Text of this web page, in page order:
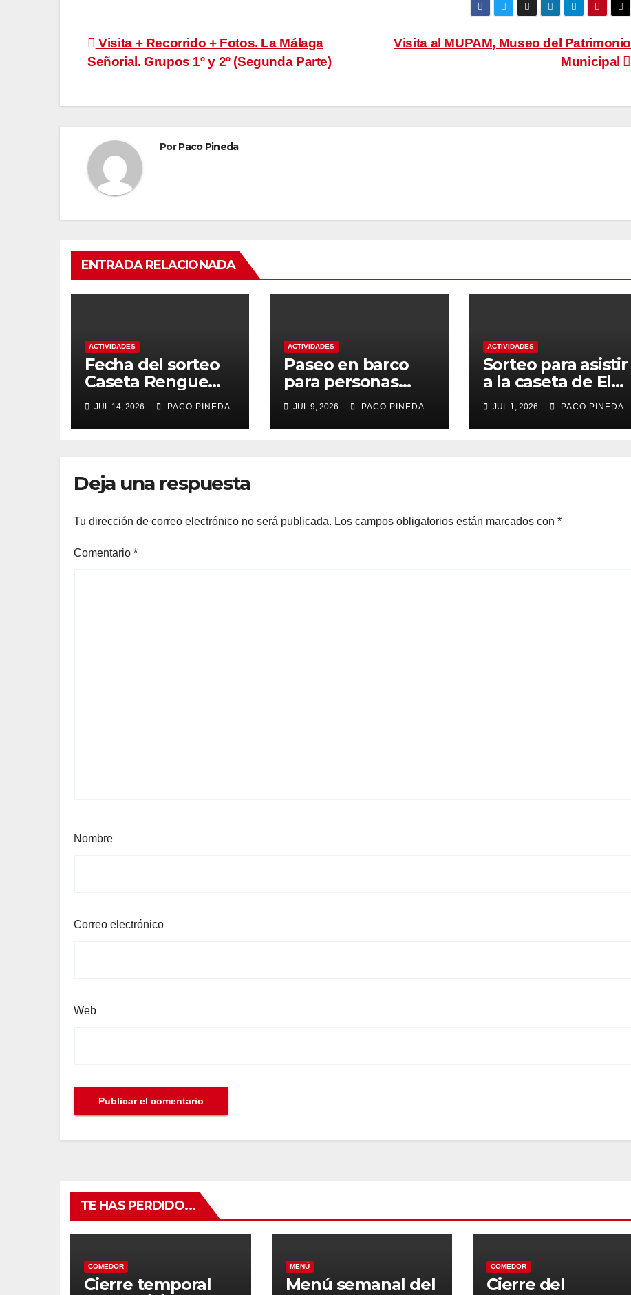
Navegación
de
entradas
Visita al MUPAM, Museo del Patrimonio
Municipal
Visita + Recorrido + Fotos. La Málaga
Señorial. Grupos 1º y 2º (Segunda Parte)
PorPaco Pineda
ENTRADA RELACIONADA
ACTIVIDADES
Fecha del sorteo
Caseta Rengue
Feria de Málaga
2026
JUL 14, 2026 PACO PINEDA
ACTIVIDADES
Paseo en barco
para personas
mayores
JUL 9, 2026 PACO PINEDA
ACTIVIDADES
Sorteo para asistir
a la caseta de El
Rengue, Feria de
Málaga 2026
JUL 1, 2026 PACO PINEDA
Deja una respuesta
Tu dirección de correo electrónico no será publicada. Los campos obligatorios están marcados con *
Comentario *
Nombre
Correo electrónico
Web
TE HAS PERDIDO...
COMEDOR
Cierre temporal
MENÚ
Menú semanal del
COMEDOR
Cierre del